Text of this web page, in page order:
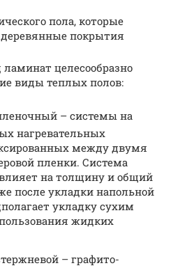
пола, которые
покрытия
ламинат целесообразно
виды теплых полов:
– системы на
нагревательных
между двумя
пленки. Система
на толщину и общий
после укладки напольной
укладку сухим
жидких
– графито-